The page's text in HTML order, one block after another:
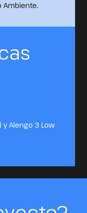
Ambiente.
y Alengo 3 Low